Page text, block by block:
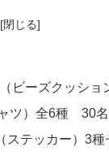
ビーズクッシ
ツ）全6種 30
ステッカー）3